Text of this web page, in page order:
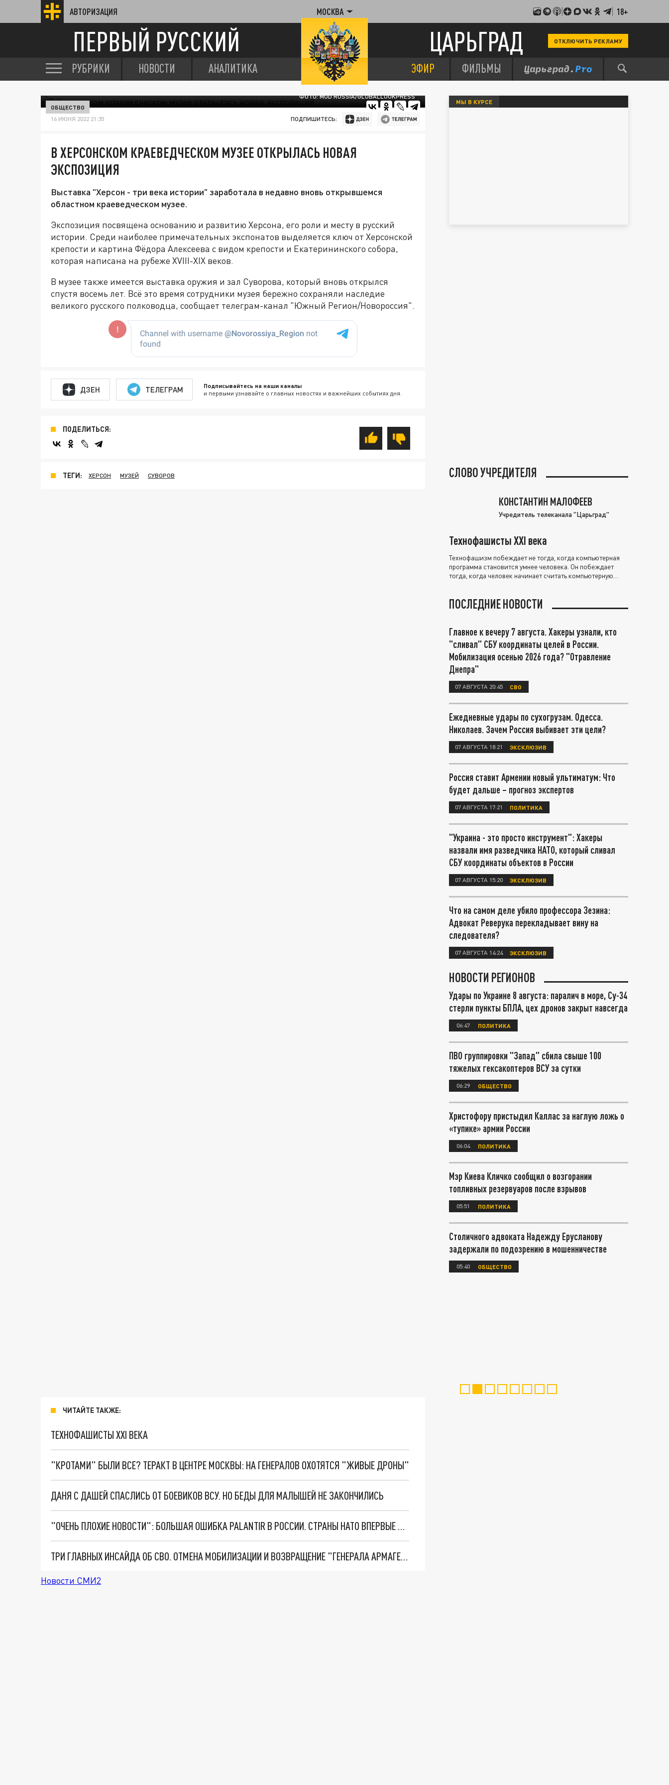
АВТОРИЗАЦИЯ МОСКВА 18+
ПЕРВЫЙ РУССКИЙ ЦАРЬГРАД ОТКЛЮЧИТЬ РЕКЛАМУ
РУБРИКИ НОВОСТИ АНАЛИТИКА ЭФИР ФИЛЬМЫ
ФОТО: MOD RUSSIA/GLOBALLOOKPRESS
ОБЩЕСТВО
16 ИЮНЯ 2022 21:35 ПОДПИШИТЕСЬ:
В ХЕРСОНСКОМ КРАЕВЕДЧЕСКОМ МУЗЕЕ ОТКРЫЛАСЬ НОВАЯ
ЭКСПОЗИЦИЯ
Выставка "Херсон - три века истории" заработала в недавно вновь открывшемся
областном краеведческом музее.
Экспозиция посвящена основанию и развитию Херсона, его роли и месту в русский
истории. Среди наиболее примечательных экспонатов выделяется ключ от Херсонской
крепости и картина Фёдора Алексеева с видом крепости и Екатерининского собора,
которая написана на рубеже XVIII-XIX веков.
В музее также имеется выставка оружия и зал Суворова, который вновь открылся
спустя восемь лет. Всё это время сотрудники музея бережно сохраняли наследие
великого русского полководца, сообщает телеграм-канал "Южный Регион/Новороссия".
ДЗЕН ТЕЛЕГРАМ Подписывайтесь на наши каналы
и первыми узнавайте о главных новостях и важнейших событиях дня.
ПОДЕЛИТЬСЯ:
ТЕГИ: ХЕРСОН МУЗЕЙ СУВОРОВ
ЧИТАЙТЕ ТАКЖЕ:
ТЕХНОФАШИСТЫ XXI ВЕКА
"КРОТАМИ" БЫЛИ ВСЕ? ТЕРАКТ В ЦЕНТРЕ МОСКВЫ: НА ГЕНЕРАЛОВ ОХОТЯТСЯ "ЖИВЫЕ ДРОНЫ"
ДАНЯ С ДАШЕЙ СПАСЛИСЬ ОТ БОЕВИКОВ ВСУ. НО БЕДЫ ДЛЯ МАЛЫШЕЙ НЕ ЗАКОНЧИЛИСЬ
"ОЧЕНЬ ПЛОХИЕ НОВОСТИ": БОЛЬШАЯ ОШИБКА PALANTIR В РОССИИ. СТРАНЫ НАТО ВПЕРВЫЕ ЗА СВО ОСТАНОВИЛИ ПОСТАВКИ ОРУЖИЯ. ВСУ ТЕРЯЮТ ПРИГРАНИЧЬЕ?
ТРИ ГЛАВНЫХ ИНСАЙДА ОБ СВО. ОТМЕНА МОБИЛИЗАЦИИ И ВОЗВРАЩЕНИЕ "ГЕНЕРАЛА АРМАГЕДДОНА"? ОТЛИЧНЫЕ НОВОСТИ, КОТОРЫЕ ЖДАЛИ ВСЕ
Новости СМИ2
МЫ В КУРСЕ
СЛОВО УЧРЕДИТЕЛЯ
КОНСТАНТИН МАЛОФЕЕВ
Учредитель телеканала "Царьград"
Технофашисты XXI века
Технофашизм побеждает не тогда, когда компьютерная
программа становится умнее человека. Он побеждает
тогда, когда человек начинает считать компьютерную
ПОСЛЕДНИЕ НОВОСТИ
Главное к вечеру 7 августа. Хакеры узнали, кто
"сливал" СБУ координаты целей в России.
Мобилизация осенью 2026 года? "Отравление
Днепра"
07 АВГУСТА 20:45 СВО
Ежедневные удары по сухогрузам. Одесса.
Николаев. Зачем Россия выбивает эти цели?
07 АВГУСТА 18:21 ЭКСКЛЮЗИВ
Россия ставит Армении новый ультиматум: Что
будет дальше – прогноз экспертов
07 АВГУСТА 17:21 ПОЛИТИКА
"Украина - это просто инструмент": Хакеры
назвали имя разведчика НАТО, который сливал
СБУ координаты объектов в России
07 АВГУСТА 15:20 ЭКСКЛЮЗИВ
Что на самом деле убило профессора Зезина:
Адвокат Реверука перекладывает вину на
следователя?
07 АВГУСТА 14:24 ЭКСКЛЮЗИВ
НОВОСТИ РЕГИОНОВ
Удары по Украине 8 августа: паралич в море, Су-34
стерли пункты БПЛА, цех дронов закрыт навсегда
06:47 ПОЛИТИКА
ПВО группировки "Запад" сбила свыше 100
тяжелых гексакоптеров ВСУ за сутки
06:29 ОБЩЕСТВО
Христофору пристыдил Каллас за наглую ложь о
«тупике» армии России
06:04 ПОЛИТИКА
Мэр Киева Кличко сообщил о возгорании
топливных резервуаров после взрывов
05:51 ПОЛИТИКА
Столичного адвоката Надежду Ерусланову
задержали по подозрению в мошенничестве
05:40 ОБЩЕСТВО